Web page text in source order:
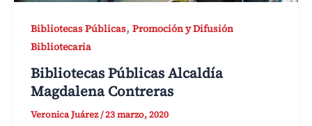
Bibliotecas Públicas, Promoción y Difusión
Bibliotecaria
Bibliotecas Públicas Alcaldía
Magdalena Contreras
Veronica Juárez/23 marzo, 2020